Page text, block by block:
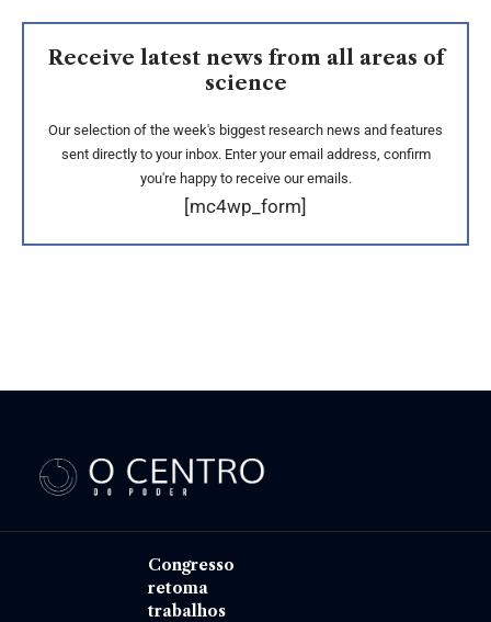
Receive latest news from all areas of
science
Our selection of the week's biggest research news and features
sent directly to your inbox. Enter your email address, confirm
you're happy to receive our emails.
[mc4wp_form]
Congresso
retoma
trabalhos